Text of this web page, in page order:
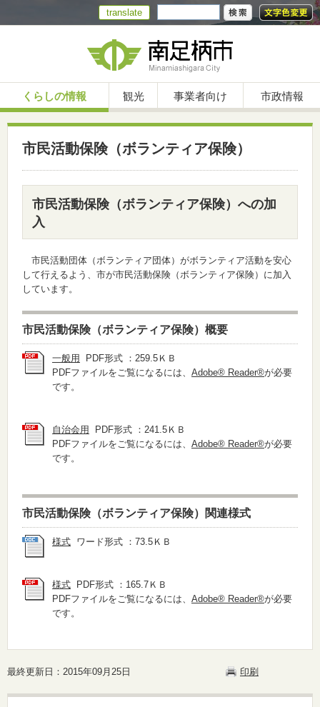
translate
くらしの情報 観光 事業者向け 市政情報
市民活動保険（ボランティア保険）
市民活動保険（ボランティア保険）への加
入
市民活動団体（ボランティア団体）がボランティア活動を安心
して行えるよう、市が市民活動保険（ボランティア保険）に加入
しています。
市民活動保険（ボランティア保険）概要
一般用
PDF形式 ：259.5ＫＢ
PDFファイルをご覧になるには、 Adobe® Reader®が必要
です。
自治会用
PDF形式 ：241.5ＫＢ
PDFファイルをご覧になるには、 Adobe® Reader®が必要
です。
市民活動保険（ボランティア保険）関連様式
様式 ワード形式 ：73.5ＫＢ
様式 PDF形式 ：165.7ＫＢ
PDFファイルをご覧になるには、 Adobe® Reader®が必要
です。
最終更新日：2015年09月25日 印刷